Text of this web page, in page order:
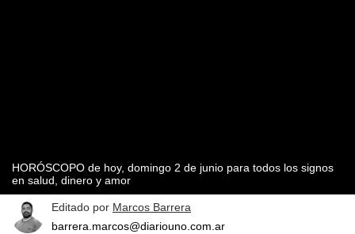
HORÓSCOPO de hoy, domingo 2 de junio para todos los signos
en salud, dinero y amor
Editado por Marcos Barrera
barrera.marcos@diariouno.com.ar